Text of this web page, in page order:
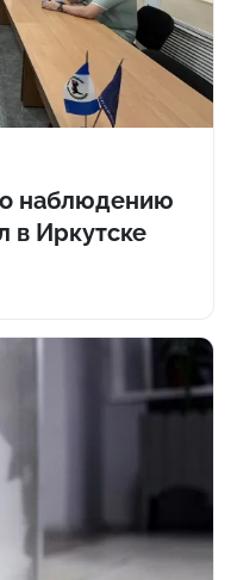
наблюдению
в Иркутске